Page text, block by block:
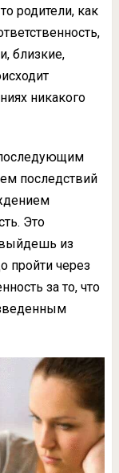
родители, как
близкие,
никакого
последствий
Это
выйдешь из
пройти через
за то, что